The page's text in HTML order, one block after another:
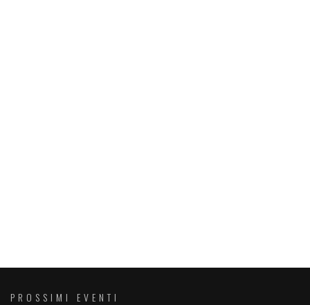
PROSSIMI EVENTI